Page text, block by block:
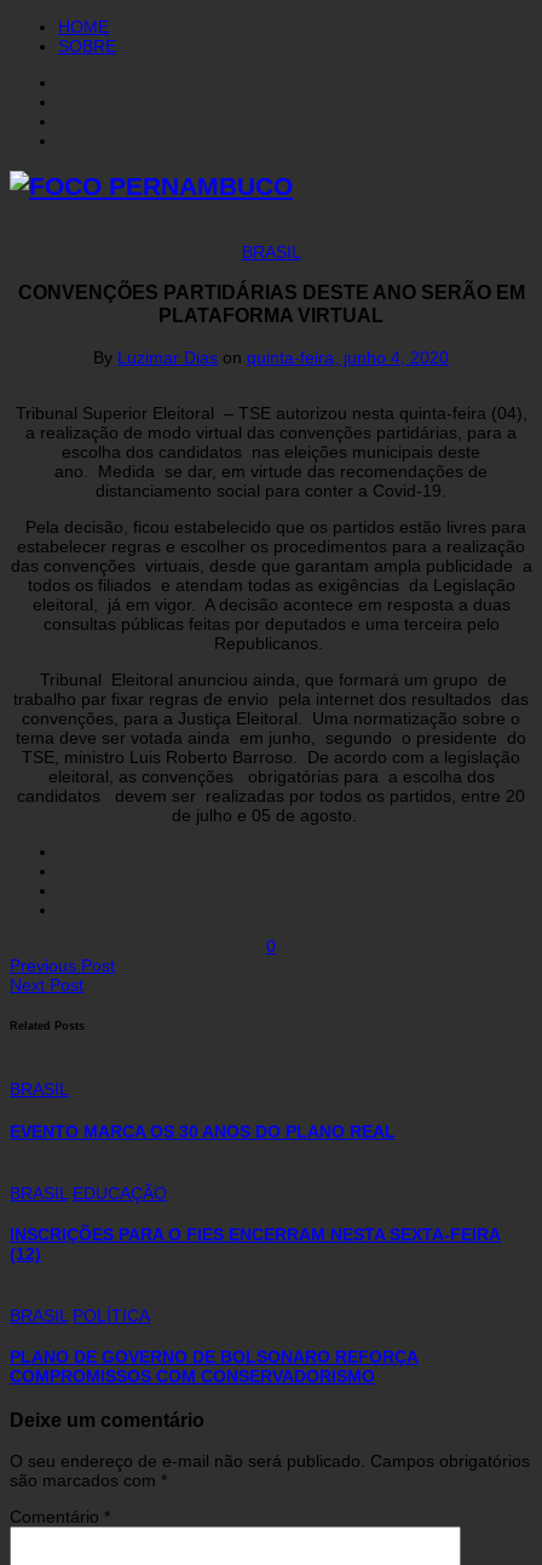
HOME
SOBRE
BRASIL
CONVENÇÕES PARTIDÁRIAS DESTE ANO SERÃO EM
PLATAFORMA VIRTUAL
By Luzimar Dias on quinta-feira, junho 4, 2020
Tribunal Superior Eleitoral – TSE autorizou nesta quinta-feira (04),
a realização de modo virtual das convenções partidárias, para a
escolha dos candidatos nas eleições municipais deste
ano. Medida se dar, em virtude das recomendações de
distanciamento social para conter a Covid-19.
Pela decisão, ficou estabelecido que os partidos estão livres para
estabelecer regras e escolher os procedimentos para a realização
das convenções virtuais, desde que garantam ampla publicidade a
todos os filiados e atendam todas as exigências da Legislação
eleitoral, já em vigor. A decisão acontece em resposta a duas
consultas públicas feitas por deputados e uma terceira pelo
Republicanos.
Tribunal Eleitoral anunciou ainda, que formará um grupo de
trabalho par fixar regras de envio pela internet dos resultados das
convenções, para a Justiça Eleitoral. Uma normatização sobre o
tema deve ser votada ainda em junho, segundo o presidente do
TSE, ministro Luis Roberto Barroso. De acordo com a legislação
eleitoral, as convenções obrigatórias para a escolha dos
candidatos devem ser realizadas por todos os partidos, entre 20
de julho e 05 de agosto.
0
Previous Post
Next Post
Related Posts
BRASIL
EVENTO MARCA OS 30 ANOS DO PLANO REAL
BRASIL EDUCAÇÃO
INSCRIÇÕES PARA O FIES ENCERRAM NESTA SEXTA-FEIRA
(12)
BRASIL POLÍTICA
PLANO DE GOVERNO DE BOLSONARO REFORÇA
COMPROMISSOS COM CONSERVADORISMO
Deixe um comentário
O seu endereço de e-mail não será publicado. Campos obrigatórios
são marcados com *
Comentário *